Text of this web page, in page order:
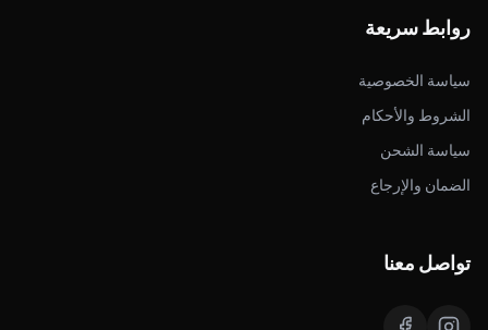
روابط سريعة
سياسة الخصوصية
الشروط والأحكام
سياسة الشحن
الضمان والإرجاع
تواصل معنا